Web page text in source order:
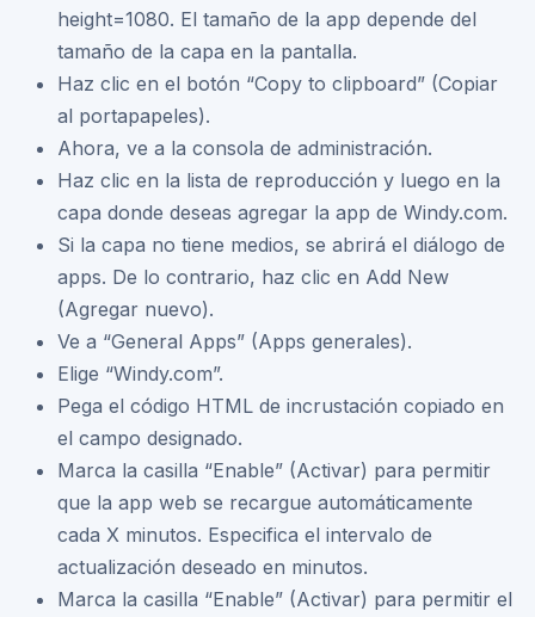
height=1080. El tamaño de la app depende del
tamaño de la capa en la pantalla.
Haz clic en el botón “Copy to clipboard” (Copiar
al portapapeles).
Ahora, ve a la consola de administración.
Haz clic en la lista de reproducción y luego en la
capa donde deseas agregar la app de Windy.com.
Si la capa no tiene medios, se abrirá el diálogo de
apps. De lo contrario, haz clic en Add New
(Agregar nuevo).
Ve a “General Apps” (Apps generales).
Elige “Windy.com”.
Pega el código HTML de incrustación copiado en
el campo designado.
Marca la casilla “Enable” (Activar) para permitir
que la app web se recargue automáticamente
cada X minutos. Especifica el intervalo de
actualización deseado en minutos.
Marca la casilla “Enable” (Activar) para permitir el